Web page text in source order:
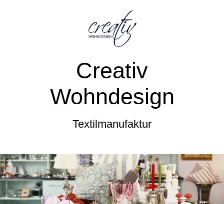
Creativ
Wohndesign
Textilmanufaktur